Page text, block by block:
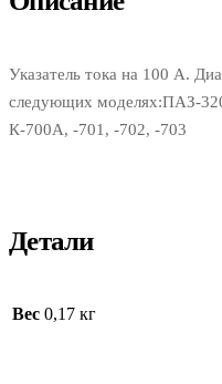
Указатель тока на 100 А.
следующих моделях:ПАЗ-
К-700А, -701, -702, -703
Детали
Вес 0,17 кг